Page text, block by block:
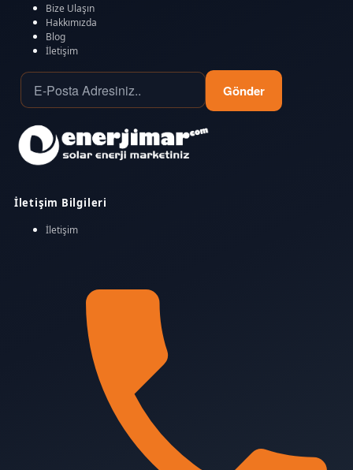
Bize Ulaşın
Hakkımızda
Blog
İletişim
Gönder
İletişim Bilgileri
İletişim